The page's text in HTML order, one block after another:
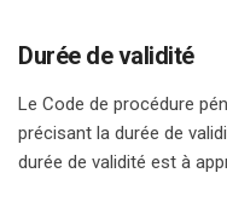
Durée de validité
Le Code de procédure
précisant la durée de
durée de validité est à